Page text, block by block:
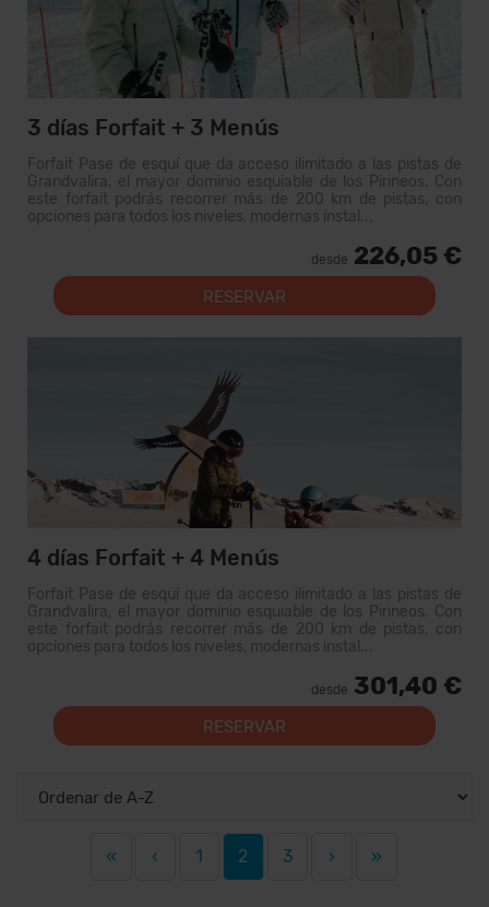
3 días Forfait + 3 Menús
Forfait Pase de esquí que da acceso ilimitado a las pistas de
Grandvalira, el mayor dominio esquiable de los Pirineos. Con
este forfait podrás recorrer más de 200 km de pistas, con
opciones para todos los niveles, modernas instal...
desde 226,05 €
RESERVAR
4 días Forfait + 4 Menús
Forfait Pase de esquí que da acceso ilimitado a las pistas de
Grandvalira, el mayor dominio esquiable de los Pirineos. Con
este forfait podrás recorrer más de 200 km de pistas, con
opciones para todos los niveles, modernas instal...
desde 301,40 €
RESERVAR
« ‹ 1 2 3 › »